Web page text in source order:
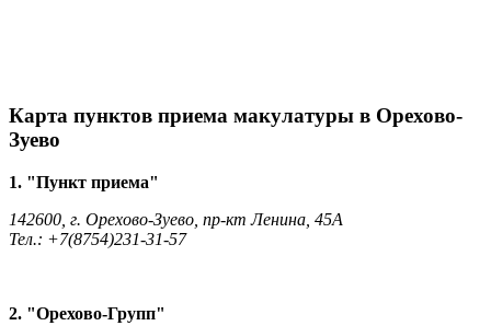
Карта пунктов приема макулатуры в Орехово-
Зуево
1. "Пункт приема"
142600, г. Орехово-Зуево, пр-кт Ленина, 45А
Тел.: +7(8754)231-31-57
2. "Орехово-Групп"